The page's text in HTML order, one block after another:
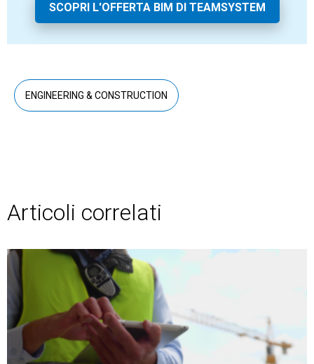
SCOPRI L'OFFERTA BIM DI TEAMSYSTEM
ENGINEERING & CONSTRUCTION
Articoli correlati